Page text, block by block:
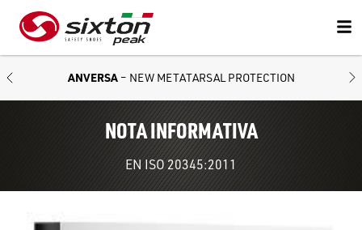
ANVERSA – NEW METATARSAL PROTECTION
NOTA INFORMATIVA
EN ISO 20345:2011